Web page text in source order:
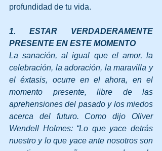
profundidad de tu vida.
1. ESTAR VERDADERAMENTE
PRESENTE EN ESTE MOMENTO
La sanación, al igual que el amor, la
celebración, la adoración, la maravilla y
el éxtasis, ocurre en el ahora, en el
momento presente, libre de las
aprehensiones del pasado y los miedos
acerca del futuro. Como dijo Oliver
Wendell Holmes: “Lo que yace detrás
nuestro y lo que yace ante nosotros son